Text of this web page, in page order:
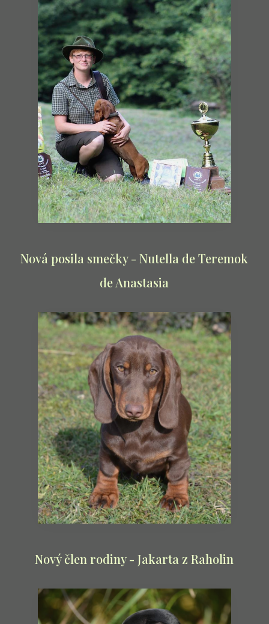
Nová posila smečky - Nutella de Teremok
de Anastasia
Nový člen rodiny - Jakarta z Raholin